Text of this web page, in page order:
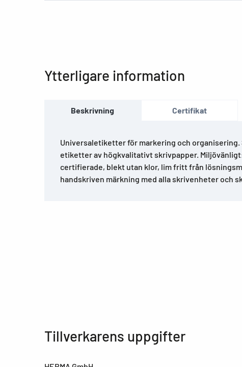
Ytterligare information
Beskrivning Certifikat
Universaletiketter för markering och organisering.
etiketter av högkvalitativt skrivpapper.
certifierade, blekt utan klor, lim fritt från
handskriven märkning med alla skrivenheter och
Tillverkarens uppgifter